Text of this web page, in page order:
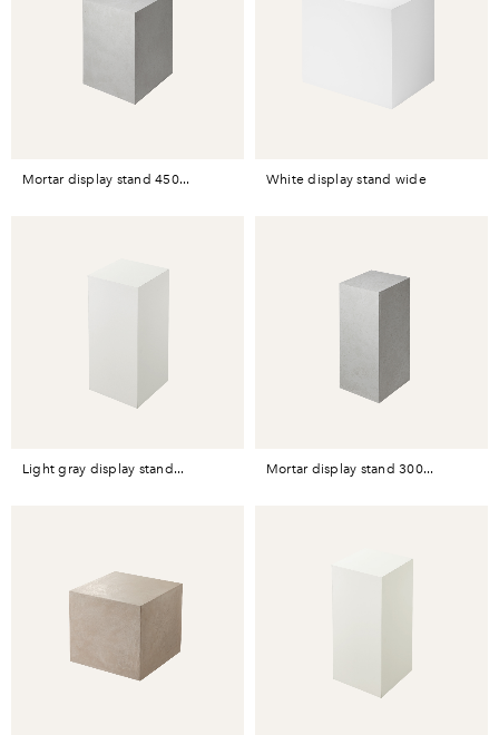
mortar display stand 450... white display stand wide
light gray display stand... mortar display stand 300...